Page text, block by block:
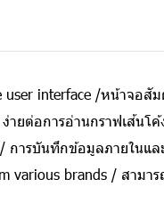
user interface /หน้าจอสัม
ายต่อการอ่านกราฟเส้นโ
การบันทึกข้อมูลภายในแล
various brands / สา